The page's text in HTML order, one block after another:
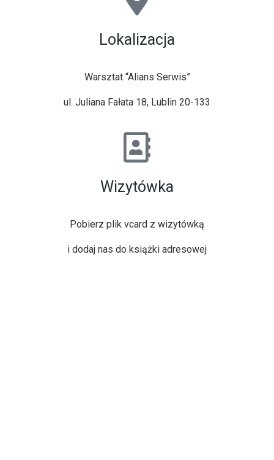
Lokalizacja
Warsztat “Alians Serwis”
ul. Juliana Fałata 18, Lublin 20-133
Wizytówka
Pobierz plik vcard z wizytówką
i dodaj nas do książki adresowej